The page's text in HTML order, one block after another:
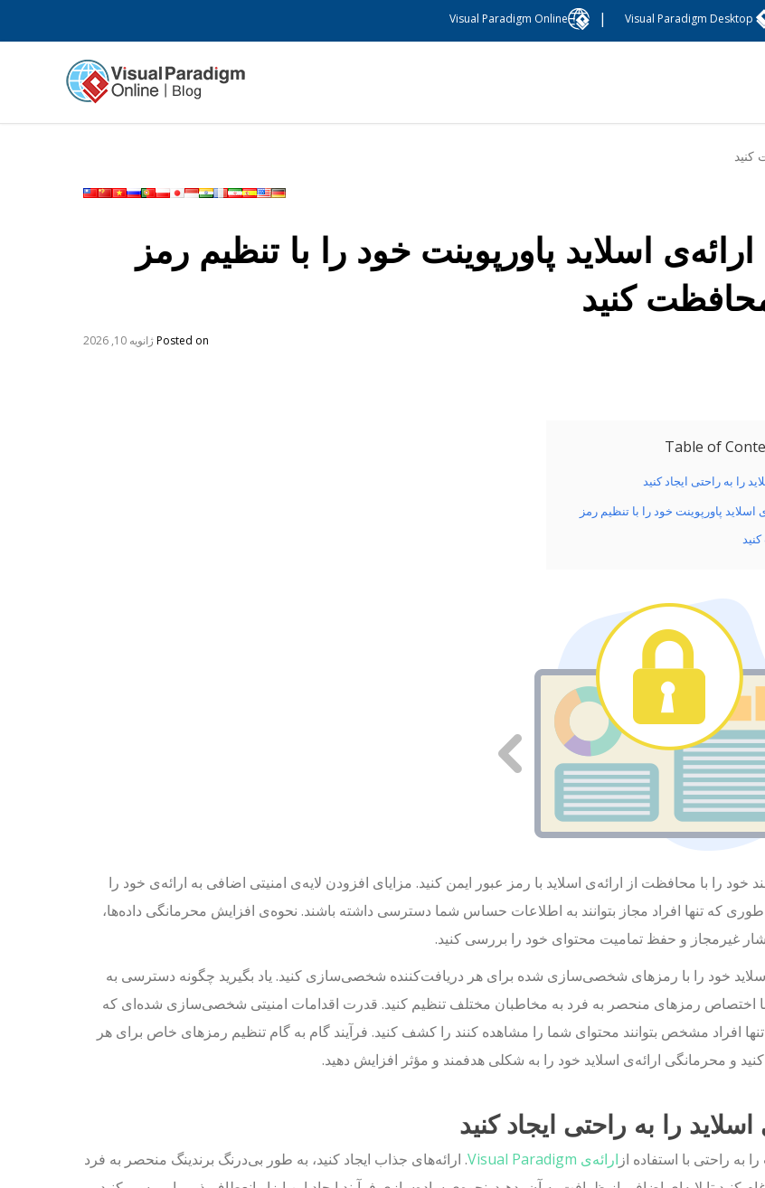
Visual Paradigm Desktop
|
Visual Paradigm Online
کنید
اسلاید پاورپوینت خود را با تنظیم رمز
کنید
Posted onژانویه 10, 2026
Table of
را به راحتی ایجاد کنید
اسلاید پاورپوینت خود را با تنظیم رمز
خود را با محافظت از ارائه‌ی اسلاید با رمز عبور ایمن کنید. مزایای افزودن لایه‌ی امنیتی اضافی به ارائه‌ی خود را
که تنها افراد مجاز بتوانند به اطلاعات حساس شما دسترسی داشته باشند. نحوه‌ی افزایش محرمانگی داده‌ها،
غیرمجاز و حفظ تمامیت محتوای خود را بررسی کنید.
خود را با رمزهای شخصی‌سازی شده برای هر دریافت‌کننده شخصی‌سازی کنید. یاد بگیرید چگونه دسترسی به
با اختصاص رمزهای منحصر به فرد به مخاطبان مختلف تنظیم کنید. قدرت اقدامات امنیتی شخصی‌سازی شده‌ای که
افراد مشخص بتوانند محتوای شما را مشاهده کنند را کشف کنید. فرآیند گام به گام تنظیم رمزهای خاص برای هر
و محرمانگی ارائه‌ی اسلاید خود را به شکلی هدفمند و مؤثر افزایش دهید.
اسلاید را به راحتی ایجاد کنید
به راحتی با استفاده از ارائه‌ی Visual Paradigm
. ارائه‌های جذاب ایجاد کنید، به طور بی‌درنگ برندینگ منحصر به فرد